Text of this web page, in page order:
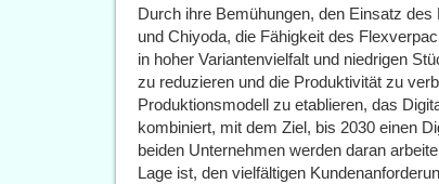
Durch ihre Bemühungen, den Einsatz
und Chiyoda, die Fähigkeit des
in hoher Variantenvielfalt und niedrigen
zu reduzieren und die Produktivität zu
Produktionsmodell zu etablieren, das
kombiniert, mit dem Ziel, bis 2030 einen
beiden Unternehmen werden daran
Lage ist, den vielfältigen